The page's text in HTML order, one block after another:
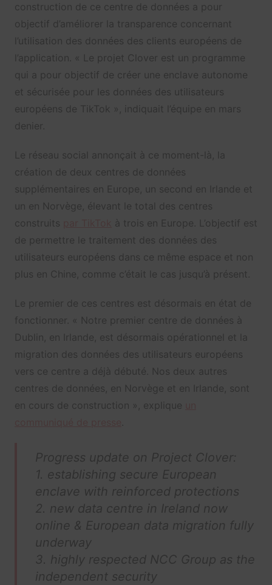
construction de ce centre de données a pour
objectif d’améliorer la transparence concernant
l’utilisation des données des clients européens de
l’application. « Le projet Clover est un programme
qui a pour objectif de créer une enclave autonome
et sécurisée pour les données des utilisateurs
européens de TikTok », indiquait l’équipe en mars
denier.
Le réseau social annonçait à ce moment-là, la
création de deux centres de données
supplémentaires en Europe, un second en Irlande et
un en Norvège, élevant le total des centres
construits
à trois en Europe. L’objectif est
de permettre le traitement des données des
utilisateurs européens dans ce même espace et non
plus en Chine, comme c’était le cas jusqu’à présent.
Le premier de ces centres est désormais en état de
fonctionner. « Notre premier centre de données à
Dublin, en Irlande, est désormais opérationnel et la
migration des données des utilisateurs européens
vers ce centre a déjà débuté. Nos deux autres
centres de données, en Norvège et en Irlande, sont
en cours de construction », explique
Progress update on Project Clover:
1. establishing secure European
enclave with reinforced protections
2. new data centre in Ireland now
online & European data migration fully
underway
3. highly respected NCC Group as the
independent security